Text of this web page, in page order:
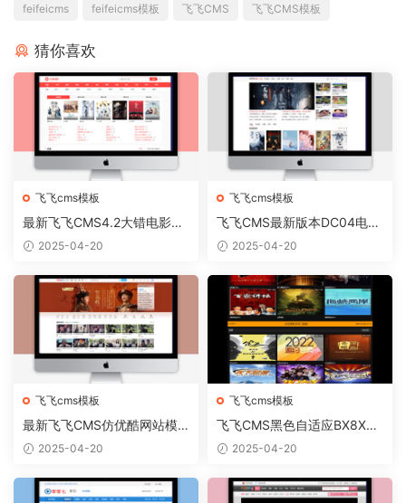
feifeicms feifeicms模板 飞飞CMS 飞飞CMS模板
猜你喜欢
飞飞cms模板
最新飞飞CMS4.2大错电影网
站模板 自适应手机端
2025-04-20
飞飞cms模板
飞飞CMS最新版本DC04电脑
端网站模板
2025-04-20
飞飞cms模板
最新飞飞CMS仿优酷网站模
板V1.6版
2025-04-20
飞飞cms模板
飞飞CMS黑色自适应BX8X主
题模板
2025-04-20